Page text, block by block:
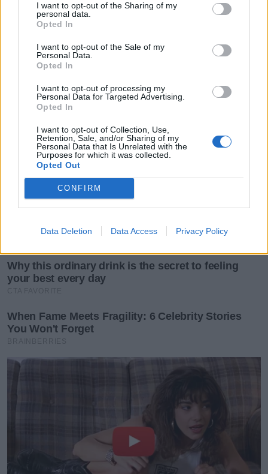
I want to opt-out of the Sharing of my
personal data.
Opted In
I want to opt-out of the Sale of my
Personal Data.
Opted In
I want to opt-out of processing my
Personal Data for Targeted Advertising.
Opted In
I want to opt-out of Collection, Use,
Retention, Sale, and/or Sharing of my
Personal Data that Is Unrelated with the
Purposes for which it was collected.
Opted Out
CONFIRM
Data Deletion Data Access Privacy Policy